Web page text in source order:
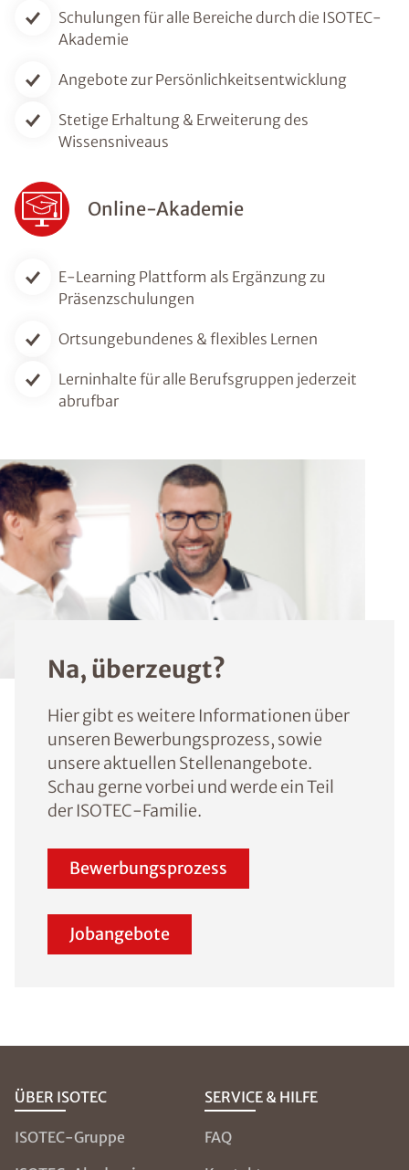
Schulungen für alle Bereiche durch die ISOTEC-
Akademie
Angebote zur Persönlichkeitsentwicklung
Stetige Erhaltung & Erweiterung des
Wissensniveaus
Online-Akademie
E-Learning Plattform als Ergänzung zu
Präsenzschulungen
Ortsungebundenes & flexibles Lernen
Lerninhalte für alle Berufsgruppen jederzeit
abrufbar
Na, überzeugt?
Hier gibt es weitere Informationen über
unseren Bewerbungsprozess, sowie
unsere aktuellen Stellenangebote.
Schau gerne vorbei und werde ein Teil
der ISOTEC-Familie.
Bewerbungsprozess
Jobangebote
ÜBER ISOTEC
ISOTEC-Gruppe
SERVICE & HILFE
FAQ